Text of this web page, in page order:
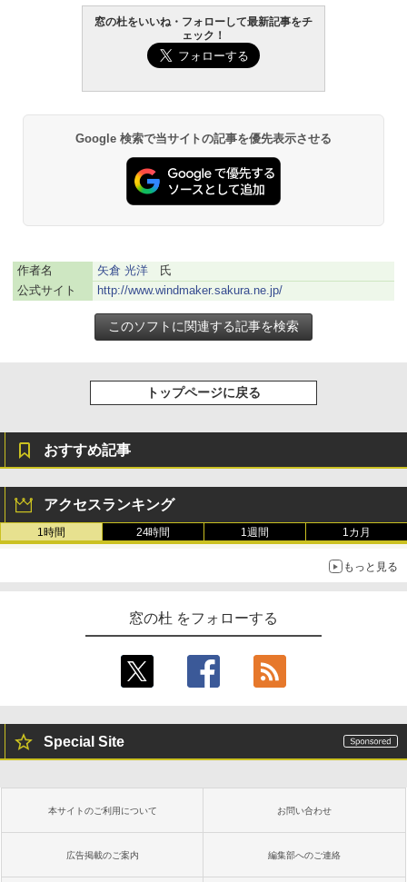
￥139,880
生成AIパスポート公式テキスト 第４版
1冊ですべて身につくHTML & CSSとWe
bデザイン入門講座［第2版］
ClaudeCode いちばんやさしい 教科書:
非エンジニア 初心者 素人 でも安心 使い
方 マニュアル AI副業にもコンテンツ作成
にもKindle出版にも！ 非エンジニアのた
めのAIコーディング入門シリーズ
￥99
AIイラスト表現辞典: 思い通りの絵を引き
FM TOWNS ハイパー・カタログ: 本体ハ
ードウェア・市販ソフトウェアのパーフ
ェクトリストと最新エミュレータ紹介
￥1,600
Amazon Kindle - 目に優しい、かさばら
ない、大きな画面で読みやすい、6週間持
し
￥16,980
Kindle Paperwhite シグニチャーエディ
ブラック
￥27,980
週間持続バッテリー、広告なし、ブラッ
ク
ージ、防水、7インチカラーディスプレ
イ、色調調節ライト、最大8週間持続バッ
テリー、広告無し、ブラック (2025年発
売)
New Amazon Kindle Scribe Colorsoft |
レージ、ノート機能搭載、明るさ自動調
整、色調調節ライト、プレミアムペン付
き、グラファイト
￥115,980
窓の杜をいいね・フォローして最新記事をチ
ェック！
Google 検索で当サイトの記事を優先表示させる
作者名 矢倉 光洋氏
公式サイト
http://www.windmaker.sakura.ne.jp/
トップページに戻る
おすすめ記事
アクセスランキング
1時間 24時間 1週間 1カ月
もっと見る
窓の杜 をフォローする
Special Site
本サイトのご利用について お問い合わせ
広告掲載のご案内 編集部へのご連絡